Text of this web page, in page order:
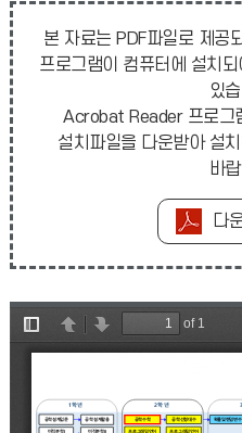
본 자료는 PDF파일로 제
프로그램이 컴퓨터에 설치
있
Acrobat Reader 프로그
설치파일을 다운받아 설
바
다